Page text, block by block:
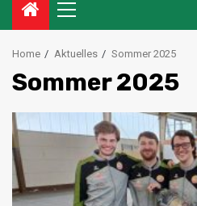
Primary
Menu
Home Aktuelles Sommer 2025
Sommer 2025